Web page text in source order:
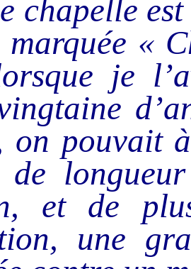
chapelle
marquée «
je
on pouvait
de
et de
une